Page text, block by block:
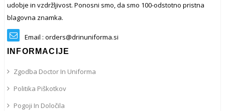
udobje in vzdržljivost. Ponosni smo, da smo 100-odstotno pristna
blagovna znamka.
Email : orders@drinuniforma.si
INFORMACIJE
Zgodba Doctor In Uniforma
Politika Piškotkov
Pogoji In Določila